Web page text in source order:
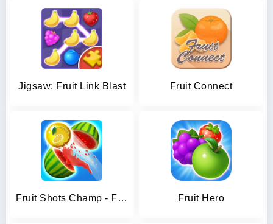
Jigsaw: Fruit Link Blast Fruit Connect
Fruit Shots Champ - Fruit Land Fruit Hero